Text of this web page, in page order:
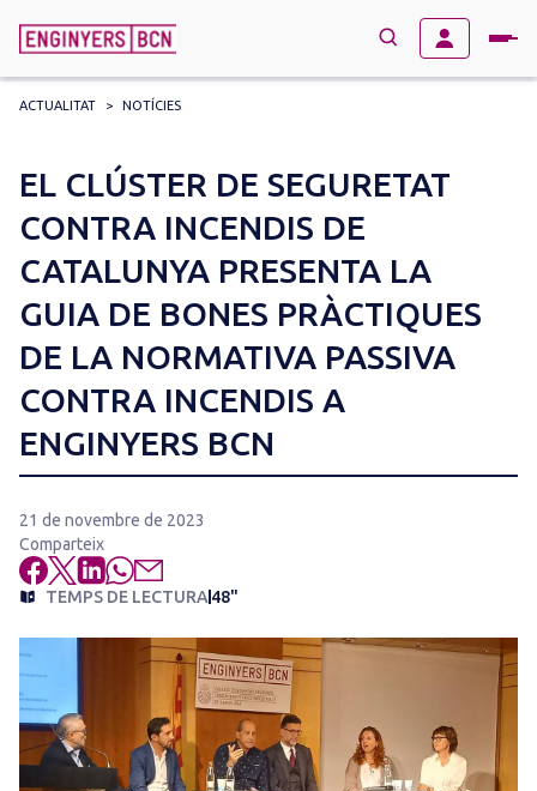
for:
ACTUALITAT > NOTÍCIES
EL CLÚSTER DE SEGURETAT
CONTRA INCENDIS DE
CATALUNYA PRESENTA LA
GUIA DE BONES PRÀCTIQUES
DE LA NORMATIVA PASSIVA
CONTRA INCENDIS A
ENGINYERS BCN
21 de novembre de 2023
Comparteix
TEMPS DE LECTURA 48"